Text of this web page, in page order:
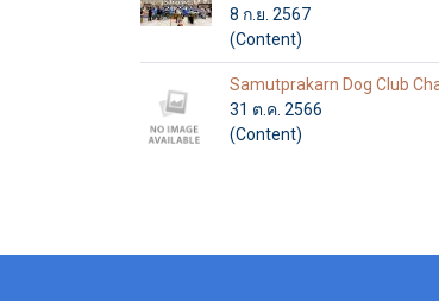
8 ก.ย. 2567
(Content)
Samutprakarn Dog Club
31 ต.ค. 2566
(Content)